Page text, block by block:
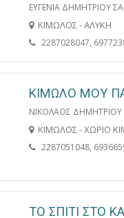
ΕΥΓΕΝΙΑ ΔΗΜΗΤΡΙΟΥ
ΚΙΜΩΛΟΣ - ΑΛΥΚΗ
2287028047,
ΚΙΜΩΛΟ ΜΟΥ
ΝΙΚΟΛΑΟΣ ΔΗΜΗΤΡΙΟY
ΚΙΜΩΛΟΣ - ΧΩΡΙΟ
2287051048,
ΤΟ ΣΠΙΤΙ ΣΤΟ